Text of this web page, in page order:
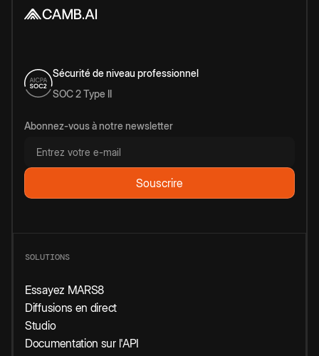
Sécurité de niveau professionnel
SOC 2 Type II
Abonnez-vous à notre newsletter
SOLUTIONS
Essayez MARS8
Diffusions en direct
Studio
Documentation sur l'API